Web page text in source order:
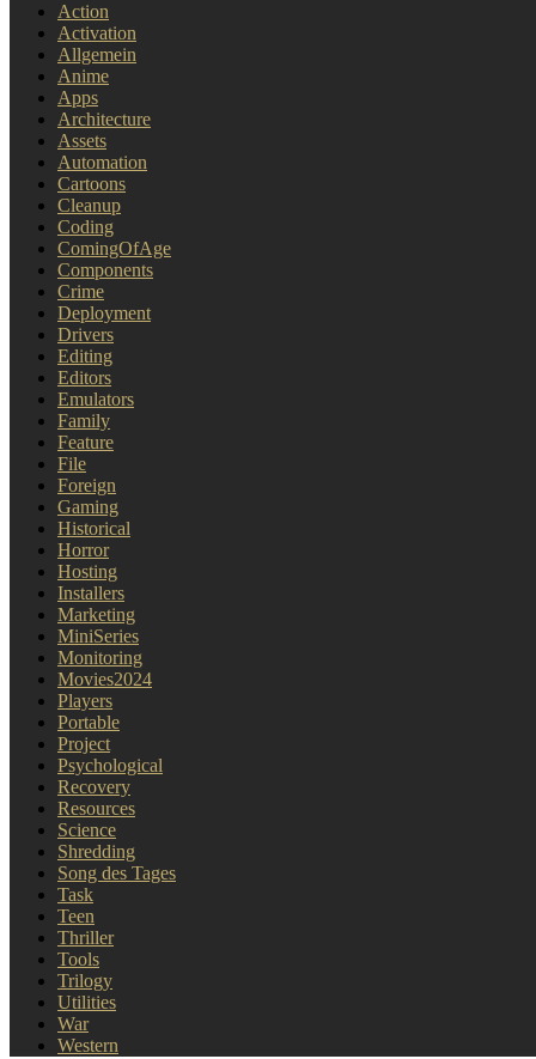
Action
Activation
Allgemein
Anime
Apps
Architecture
Assets
Automation
Cartoons
Cleanup
Coding
ComingOfAge
Components
Crime
Deployment
Drivers
Editing
Editors
Emulators
Family
Feature
File
Foreign
Gaming
Historical
Horror
Hosting
Installers
Marketing
MiniSeries
Monitoring
Movies2024
Players
Portable
Project
Psychological
Recovery
Resources
Science
Shredding
Song des Tages
Task
Teen
Thriller
Tools
Trilogy
Utilities
War
Western